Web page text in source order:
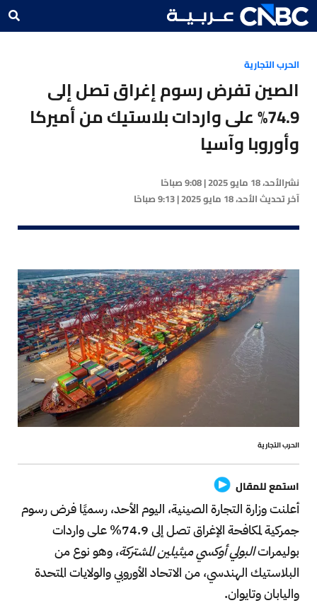
الحرب التجارية
الصين تفرض رسوم إغراق تصل إلى
74.9% على واردات بلاستيك من أميركا
وأوروبا وآسيا
نشرالأحد، 18 مايو 2025 | 9:08 صباحًا
آخر تحديثالأحد، 18 مايو 2025 | 9:13 صباحًا
الحرب التجارية
استمع للمقال
أعلنت وزارة التجارة الصينية، اليوم الأحد، رسميًا فرض رسوم
جمركية لمكافحة الإغراق تصل إلى 74.9% على واردات
بوليمراتالبولي أوكسي ميثيلين المشتركة، وهو نوع من
البلاستيك الهندسي، من الاتحاد الأوروبي والولايات المتحدة
واليابان وتايوان.